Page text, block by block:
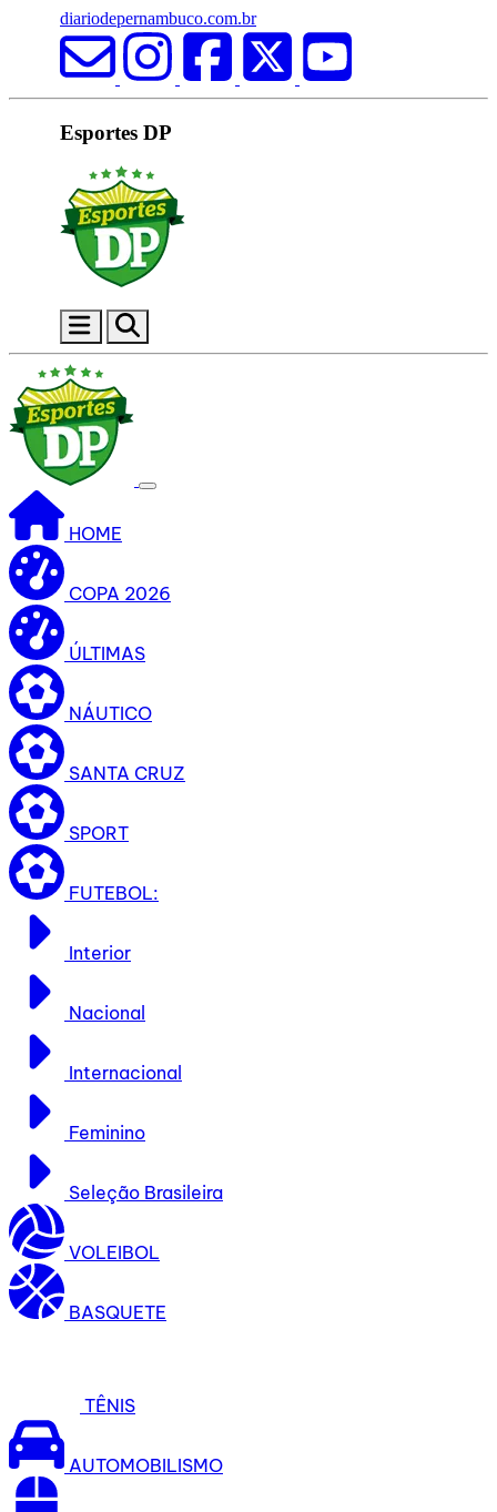
diariodepernambuco.com.br
Esportes DP
HOME
COPA 2026
ÚLTIMAS
NÁUTICO
SANTA CRUZ
SPORT
FUTEBOL:
Interior
Nacional
Internacional
Feminino
Seleção Brasileira
VOLEIBOL
BASQUETE
TÊNIS
AUTOMOBILISMO